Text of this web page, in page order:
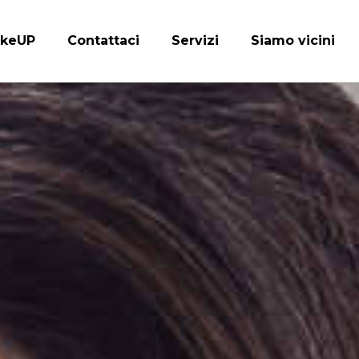
Contattaci Servizi Siamo vicini